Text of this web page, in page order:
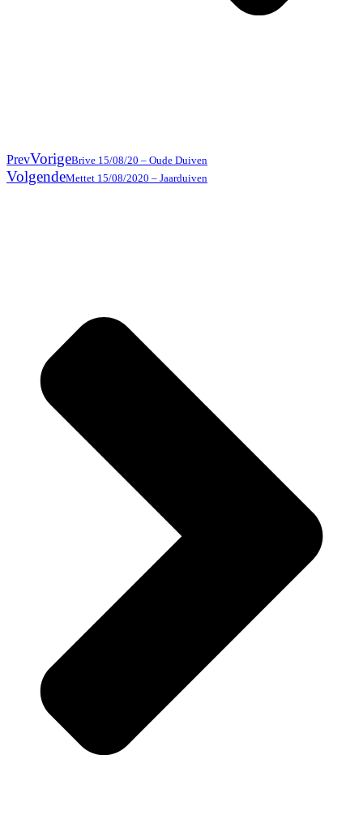
PrevVorigeBrive 15/08/20 – Oude Duiven
VolgendeMettet 15/08/2020 – Jaarduiven